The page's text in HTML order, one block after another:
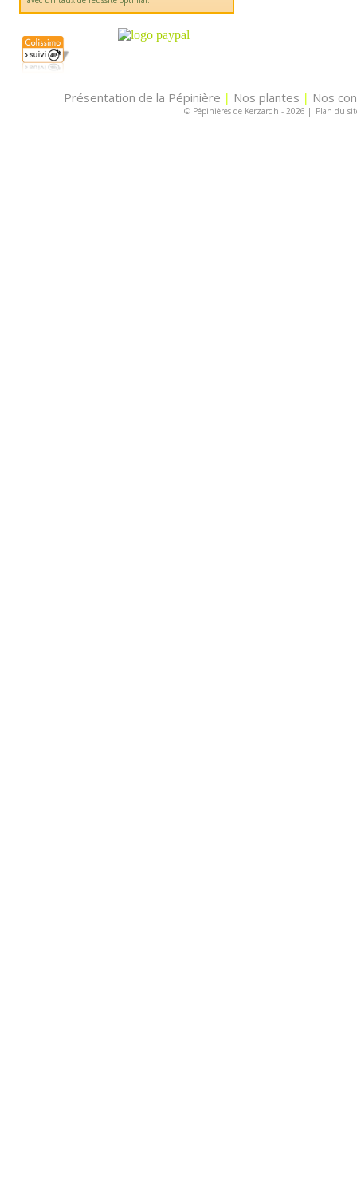
Présentation de la Pépinière | Nos plantes | Nos
© Pépinières de Kerzarc'h - 2026 | Plan du